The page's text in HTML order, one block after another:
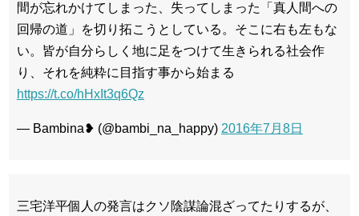
間が忘れかけてしまった、失ってしまった「真人間への
回帰の道」を切り拓こうとしている。そこに右も左もな
い。皆が自分らしく地に足をつけて生きられる社会作
り、それを純粋に目指す事から始まる
https://t.co/hHxIt3q6Qz
— Bambina❥ (@bambi_na_happy) 2016年7月8日
三宅洋平個人の発言はクソ陰謀論混ざってたりするが、